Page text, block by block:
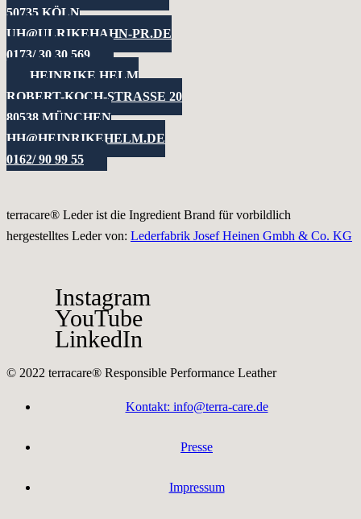
50735 KÖLN
UH@ULRIKEHAHN-PR.DE
0173/ 30 30 569
HEINRIKE HELM
ROBERT-KOCH-STRASSE 20
80538 MÜNCHEN
HH@HEINRIKEHELM.DE
0162/ 90 99 55
terracare® Leder ist die Ingredient Brand für vorbildlich
hergestelltes Leder von: Lederfabrik Josef Heinen Gmbh & Co. KG
Instagram
YouTube
LinkedIn
© 2022 terracare® Responsible Performance Leather
Kontakt: info@terra-care.de
Presse
Impressum